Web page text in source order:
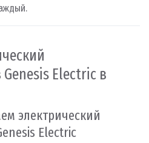
Electric в
электрический
Electric